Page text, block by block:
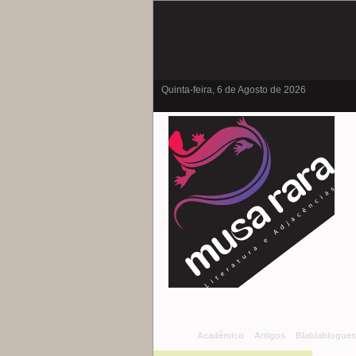
Quinta-feira, 6 de Agosto de 2026
Acadêmico Artigos Blablablogues